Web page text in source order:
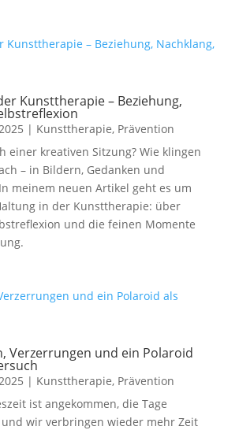
Kunsttherapie – Beziehung,
| Kunsttherapie, Prävention
einer kreativen Sitzung? Wie klingen
– in Bildern, Gedanken und
meinem neuen Artikel geht es um
in der Kunsttherapie: über
und die feinen Momente
Verzerrungen und ein Polaroid
| Kunsttherapie, Prävention
ist angekommen, die Tage
wir verbringen wieder mehr Zeit